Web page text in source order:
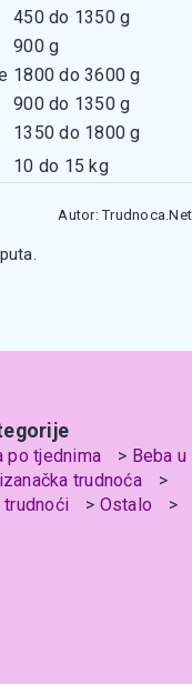
450 do 1350 g
900 g
1800 do 3600 g
900 do 1350 g
1350 do 1800 g
10 do 15 kg
Autor: Trudnoca.Net
po tjednima
Beba u
trudnoća
Ostalo